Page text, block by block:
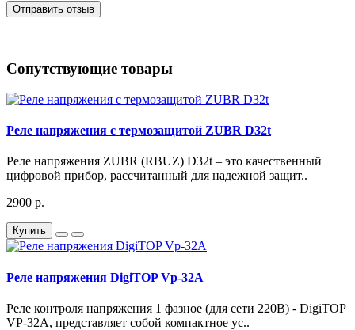
Отправить отзыв
Сопутствующие товары
Реле напряжения с термозащитой ZUBR D32t
Реле напряжения ZUBR (RBUZ) D32t – это качественный
цифровой прибор, рассчитанный для надежной защит..
2900 р.
Купить
Реле напряжения DigiTOP Vp-32A
Реле контроля напряжения 1 фазное (для сети 220В) - DigiTOP
VP-32A, представляет собой компактное ус..